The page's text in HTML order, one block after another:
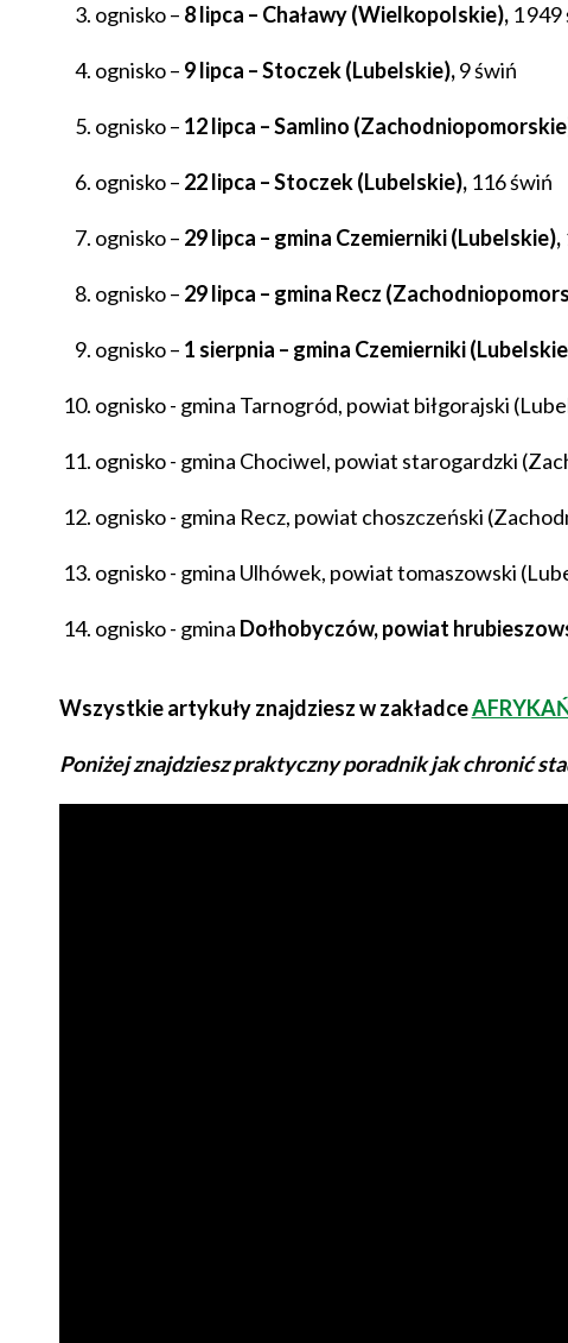
ognisko – 8 lipca – Chaławy (Wielkopolskie),1 949
ognisko – 9 lipca – Stoczek (Lubelskie),9 świń
ognisko – 12 lipca – Samlino
ognisko – 22 lipca – Stoczek (Lubelskie),116 świń
ognisko – 29 lipca – gmina Czemierniki (Lubelskie),
ognisko – 29 lipca – gmina Recz
ognisko – 1 sierpnia – gmina Czemierniki
ognisko - gmina Tarnogród, powiat biłgorajski
ognisko - gmina Chociwel, powiat starogardzki
ognisko - gmina Recz, powiat choszczeński
ognisko - gmina Ulhówek, powiat tomaszowski
ognisko - gmina Dołhobyczów, powiat
Wszystkie artykuły znajdziesz w zakładce
Poniżej znajdziesz praktyczny poradnik jak chronić